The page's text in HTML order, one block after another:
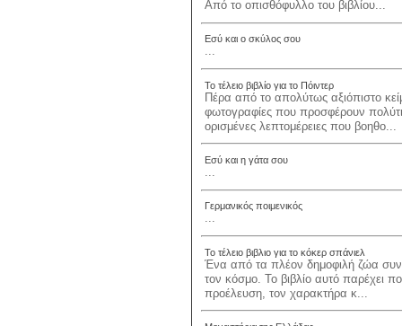
Από το οπισθόφυλλο του βιβλίου...
Εσύ και ο σκύλος σου
...
Το τέλειο βιβλίο για το Πόιντερ
Πέρα από το απολύτως αξιόπιστο
φωτογραφίες που προσφέρουν
ορισμένες λεπτομέρειες που βοηθο...
Εσύ και η γάτα σου
...
Γερμανικός ποιμενικός
...
Το τέλειο βιβλιο για το κόκερ σπάνιελ
Ένα από τα πλέον δημοφιλή ζώα
τον κόσμο. Το βιβλίο αυτό παρέχει
προέλευση, τον χαρακτήρα κ...